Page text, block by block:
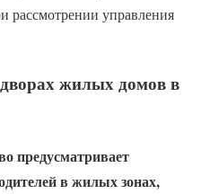
рассмотрении управления
жилых домов в
предусматривает
в жилых зонах,